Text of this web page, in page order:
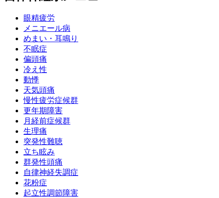
眼精疲労
メニエール病
めまい・耳鳴り
不眠症
偏頭痛
冷え性
動悸
天気頭痛
慢性疲労症候群
更年期障害
月経前症候群
生理痛
突発性難聴
立ち眩み
群発性頭痛
自律神経失調症
花粉症
起立性調節障害